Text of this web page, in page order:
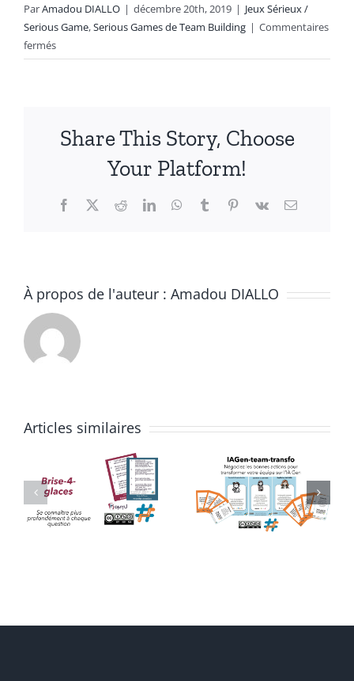
ParAmadou DIALLO | décembre 20th, 2019 | Jeux Sérieux /
Serious Game,Serious Games de Team Building | Commentaires
ferméssur
Move-
Share This Story, Choose
Your Platform!
Facebook
X RedditLinkedInWhatsApp
TumblrPinterest
Vk Email
À propos de l'auteur : Amadou DIALLO
Articles similaires
IAGen-
Team-
de SCRUM